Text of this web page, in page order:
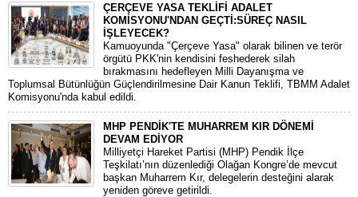
ÇERÇEVE YASA TEKLİFİ ADALET
KOMİSYONU'NDAN GEÇTİ:SÜREÇ NASIL
İŞLEYECEK?
​Kamuoyunda "Çerçeve Yasa" olarak bilinen ve terör
örgütü PKK'nin kendisini feshederek silah
bırakmasını hedefleyen Milli Dayanışma ve
Toplumsal Bütünlüğün Güçlendirilmesine Dair Kanun Teklifi, TBMM Adalet
Komisyonu'nda kabul edildi.
MHP PENDİK'TE MUHARREM KIR DÖNEMİ
DEVAM EDİYOR
​Milliyetçi Hareket Partisi (MHP) Pendik İlçe
Teşkilatı’nın düzenlediği Olağan Kongre’de mevcut
başkan Muharrem Kır, delegelerin desteğini alarak
yeniden göreve getirildi.